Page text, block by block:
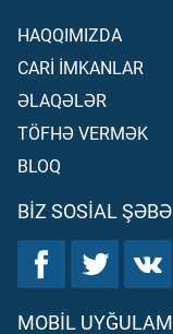
HAQQIMIZDA
CARİ İMKANLAR
ƏLAQƏLƏR
TÖFHƏ VERMƏK
BLOQ
BIZ SOSIAL
MOBIL